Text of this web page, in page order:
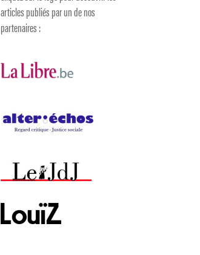
articles publiés par un de nos
partenaires :